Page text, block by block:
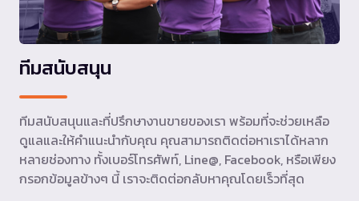
ทีมสนับสนุน
ทีมสนับสนุนและที่ปรึกษางานขายของเรา พร้อมที่จะช่วยเหลือ
ดูแลและให้คำแนะนำกับคุณ คุณสามารถติดต่อหาเราได้หลาก
หลายช่องทาง ทั้งเบอร์โทรศัพท์, Line@, Facebook, หรือเพียง
กรอกข้อมูลข้างๆ นี้ เราจะติดต่อกลับหาคุณโดยเร็วที่สุด